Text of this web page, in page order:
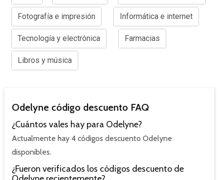
Fotografía e impresión Informática e internet
Tecnología y electrónica Farmacias
Libros y música
Odelyne código descuento FAQ
¿Cuántos vales hay para Odelyne?
Actualmente hay 4 códigos descuento Odelyne
disponibles.
¿Fueron verificados los códigos descuento de